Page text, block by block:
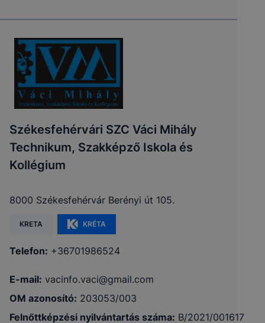
Székesfehérvári SZC Váci Mihály
Technikum, Szakképző Iskola és
Kollégium
8000 Székesfehérvár Berényi út 105.
KRETA KRÉTA
Telefon: +36701986524
E-mail: vacinfo.vaci@gmail.com
OM azonosító: 203053/003
Felnőttképzési nyilvántartás száma: B/2021/001617